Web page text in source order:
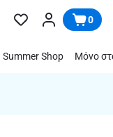
0
Summer Shop Μόνο